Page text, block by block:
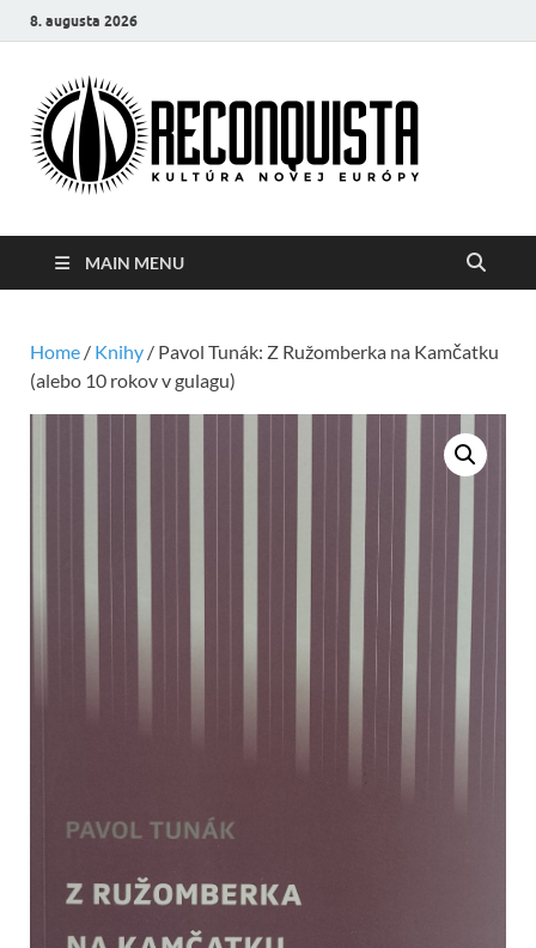
8. augusta 2026
MAIN MENU
Home / Knihy / Pavol Tunák: Z Ružomberka na Kamčatku
(alebo 10 rokov v gulagu)